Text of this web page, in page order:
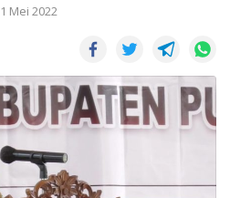
Mei 2022